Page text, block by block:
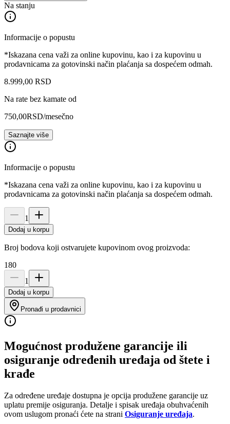
Na stanju
Informacije o popustu
*Iskazana cena važi za online kupovinu, kao i za kupovinu u
prodavnicama za gotovinski način plaćanja sa dospećem odmah.
8.999,00 RSD
Na rate bez kamate od
750,00RSD/mesečno
Saznajte više
Informacije o popustu
*Iskazana cena važi za online kupovinu, kao i za kupovinu u
prodavnicama za gotovinski način plaćanja sa dospećem odmah.
1
Dodaj u korpu
Broj bodova koji ostvarujete kupovinom ovog proizvoda:
180
1
Dodaj u korpu
Pronađi u prodavnici
Mogućnost produžene garancije ili
osiguranje određenih uređaja od štete i
krađe
Za određene uređaje dostupna je opcija produžene garancije uz
uplatu premije osiguranja. Detalje i spisak uređaja obuhvaćenih
ovom uslugom pronaći ćete na strani Osiguranje uređaja.